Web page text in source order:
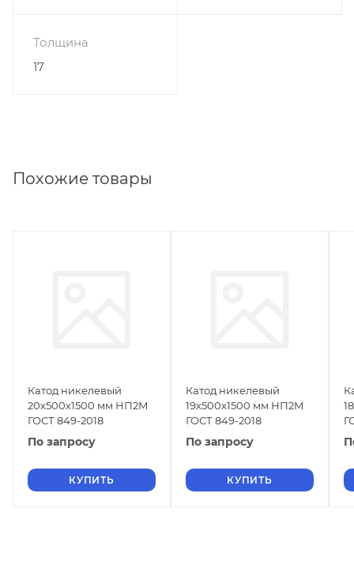
Толщина
17
Похожие товары
Катод никелевый
20х500х1500 мм НП2М
ГОСТ 849-2018
По запросу
КУПИТЬ
Катод никелевый
19х500х1500 мм НП2М
ГОСТ 849-2018
По запросу
КУПИТЬ